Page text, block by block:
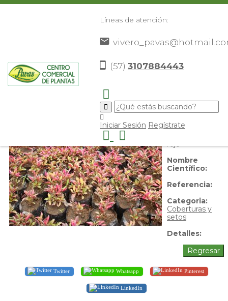
Líneas de atención:
(57) 3107884443
Iniciar Sesión Regístrate
Guardaparque rojo
Común:
rojo
Nombre
Científico:
Referencia:
Categoria:
Coberturas y
setos
Detalles:
Twitter Whatsapp Pinterest
LinkedIn